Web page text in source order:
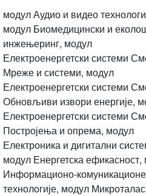
модул Аудио и видео
модул Биомедицински и
инжењеринг, модул
Електроенергетски системи
Мреже и системи, модул
Електроенергетски системи
Обновљиви извори енергије,
Електроенергетски системи
Постројења и опрема, модул
Електроника и дигитални
модул Енергетска
Информационо-комуникационе
технологије, модул